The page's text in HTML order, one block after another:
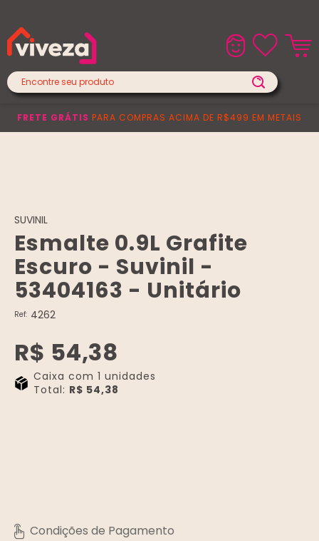
FRETE GRÁTIS PARA COMPRAS ACIMA DE R$499 EM METAIS
SUVINIL
Esmalte 0.9L Grafite
Escuro - Suvinil -
53404163 - Unitário
Ref: 4262
R$ 54,38
Caixa com 1 unidades
Total: R$ 54,38